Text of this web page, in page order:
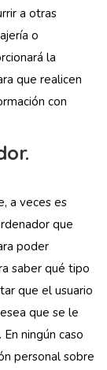
a otras
o
la
que realicen
con
a veces es
que
poder
saber qué tipo
que el usuario
que se le
ningún caso
personal sobre